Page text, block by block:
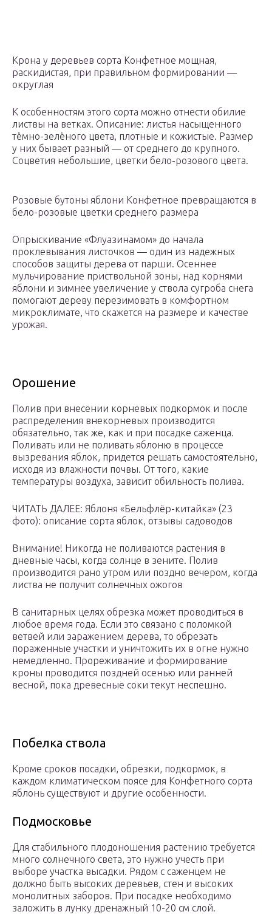
Крона у деревьев сорта Конфетное мощная,
раскидистая, при правильном формировании —
округлая
К особенностям этого сорта можно отнести обилие
листвы на ветках. Описание: листья насыщенного
тёмно-зелёного цвета, плотные и кожистые. Размер
у них бывает разный — от среднего до крупного.
Соцветия небольшие, цветки бело-розового цвета.
Розовые бутоны яблони Конфетное превращаются в
бело-розовые цветки среднего размера
Опрыскивание «Флуазинамом» до начала
проклевывания листочков — один из надежных
способов защиты дерева от парши. Осеннее
мульчирование приствольной зоны, над корнями
яблони и зимнее увеличение у ствола сугроба снега
помогают дереву перезимовать в комфортном
микроклимате, что скажется на размере и качестве
урожая.
Орошение
Полив при внесении корневых подкормок и после
распределения внекорневых производится
обязательно, так же, как и при посадке саженца.
Поливать или не поливать яблоню в процессе
вызревания яблок, придется решать самостоятельно,
исходя из влажности почвы. От того, какие
температуры воздуха, зависит обильность полива.
ЧИТАТЬ ДАЛЕЕ: Яблоня «Бельфлёр-китайка» (23
фото): описание сорта яблок, отзывы садоводов
Внимание! Никогда не поливаются растения в
дневные часы, когда солнце в зените. Полив
производится рано утром или поздно вечером, когда
листва не получит солнечных ожогов
В санитарных целях обрезка может проводиться в
любое время года. Если это связано с поломкой
ветвей или заражением дерева, то обрезать
пораженные участки и уничтожить их в огне нужно
немедленно. Прореживание и формирование
кроны проводится поздней осенью или ранней
весной, пока древесные соки текут неспешно.
Побелка ствола
Кроме сроков посадки, обрезки, подкормок, в
каждом климатическом поясе для Конфетного сорта
яблонь существуют и другие особенности.
Подмосковье
Для стабильного плодоношения растению требуется
много солнечного света, это нужно учесть при
выборе участка высадки. Рядом с саженцем не
должно быть высоких деревьев, стен и высоких
монолитных заборов. При посадке необходимо
заложить в лунку дренажный 10-20 см слой.